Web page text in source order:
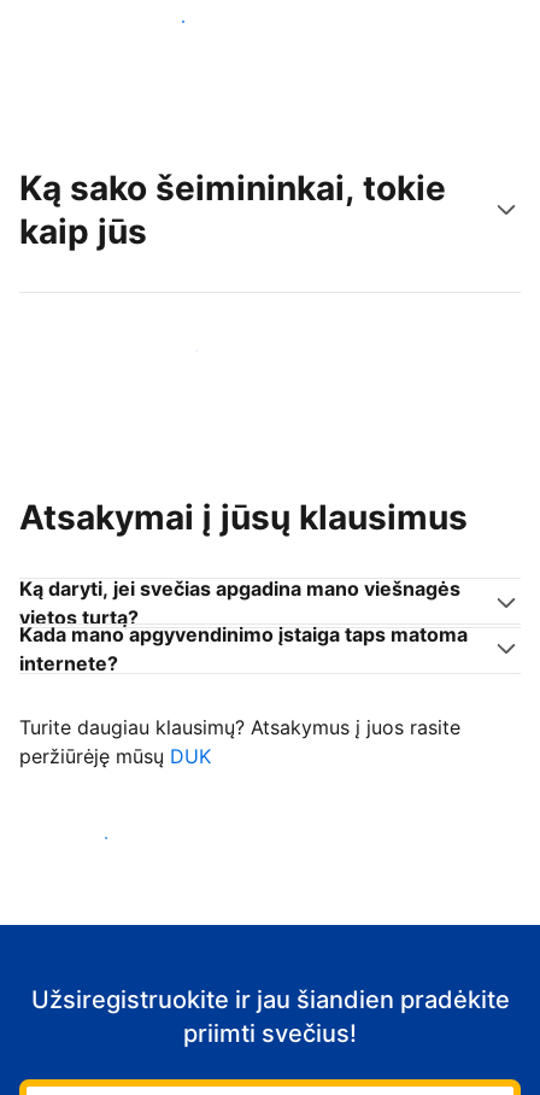
Pritraukti naujų svečių šiandien
Ką sako šeimininkai, tokie
kaip jūs
Prisijungti prie panašių šeimininkų
Atsakymai į jūsų klausimus
Ką daryti, jei svečias apgadina mano viešnagės
vietos turtą?
Kada mano apgyvendinimo įstaiga taps matoma
internete?
Turite daugiau klausimų? Atsakymus į juos rasite
peržiūrėję mūsų DUK
Priimti svečius
Užsiregistruokite ir jau šiandien pradėkite
priimti svečius!